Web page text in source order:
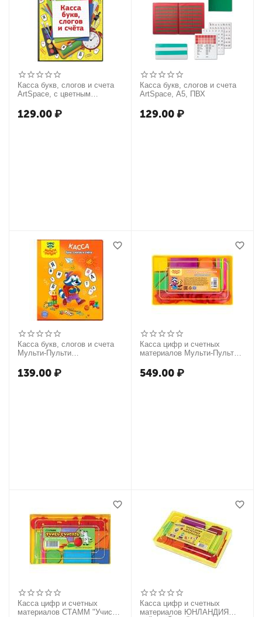
Касса букв, слогов и счета
ArtSpace, c цветным
129.00₽
Касса букв, слогов и счета
ArtSpace, А5, ПВХ
129.00₽
Касса букв, слогов и счета
Мульти-Пульти
ПВХ
139.00₽
Касса цифр и счетных
материалов Мульти-Пульти
549.00₽
Касса цифр и счетных
материалов СТАММ "Учись
Касса цифр и счетных
материалов ЮНЛАНДИЯ